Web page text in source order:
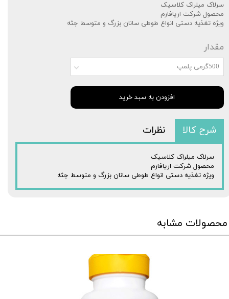
سرلاک میلراک کلاسیک
محصول شرکت اریافارم
ویژه تغذیه دستی انواع طوطی سانان بزرگ و متوسط جثه
مقدار
500گرمی پلمپ
افزودن به سبد خرید
شرح کالا نظرات
سرلاک میلراک کلاسیک
محصول شرکت اریافارم
ویژه تغذیه دستی انواع طوطی سانان بزرگ و متوسط جثه
محصولات مشابه